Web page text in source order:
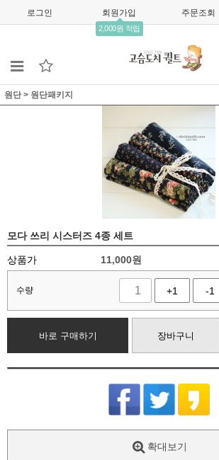
로그인 회원가입
2,000원 적립
주문조회
원단 > 원단패키지
모다 쓰리 시스터즈 4종 세트
상품가 11,000원
수량 +1 -1
바로 구매하기 장바구니
확대보기